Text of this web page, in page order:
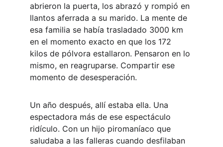
abrieron la puerta, los abrazó y rompió en
llantos aferrada a su marido. La mente de
esa familia se había trasladado 3000 km
en el momento exacto en que los 172
kilos de pólvora estallaron. Pensaron en lo
mismo, en reagruparse. Compartir ese
momento de desesperación.
Un año después, allí estaba ella. Una
espectadora más de ese espectáculo
ridículo. Con un hijo piromaníaco que
saludaba a las falleras cuando desfilaban